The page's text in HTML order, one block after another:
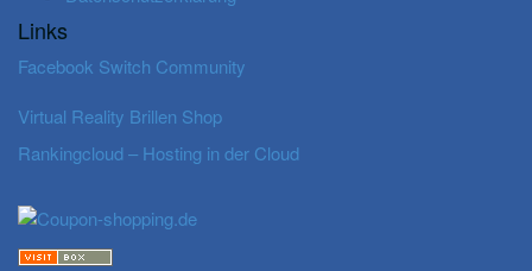
Links
Facebook Switch Community
Virtual Reality Brillen Shop
Rankingcloud – Hosting in der Cloud